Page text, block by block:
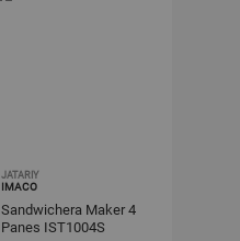
JATARIY
IMACO
Sandwichera Maker 4
Panes IST1004S